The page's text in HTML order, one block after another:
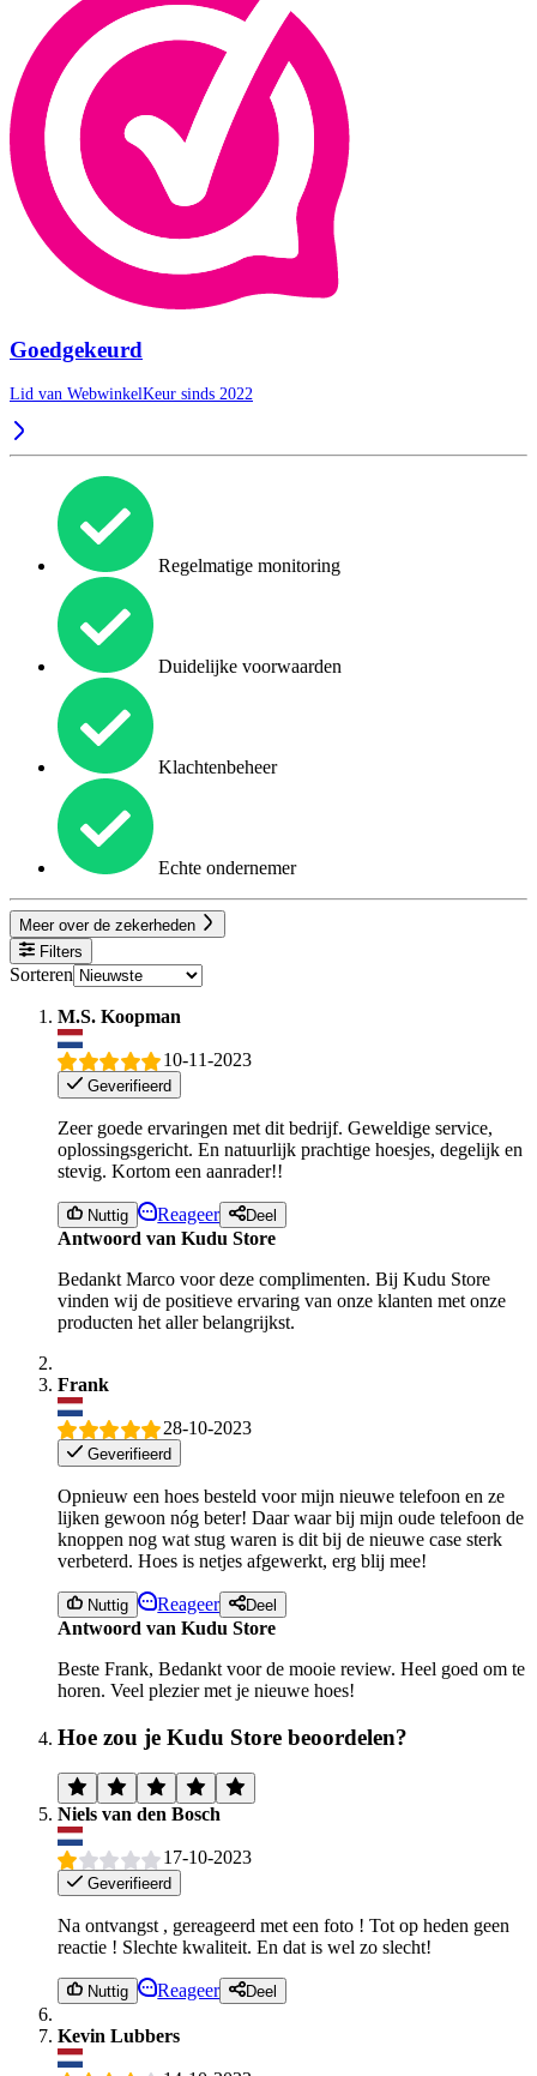
Goedgekeurd
Lid van WebwinkelKeur sinds 2022
Regelmatige monitoring
Duidelijke voorwaarden
Klachtenbeheer
Echte ondernemer
Meer over de zekerheden
Filters
Sorteren
M.S. Koopman
10-11-2023
Geverifieerd
Zeer goede ervaringen met dit bedrijf. Geweldige service,
oplossingsgericht. En natuurlijk prachtige hoesjes, degelijk en
stevig. Kortom een aanrader!!
Nuttig Reageer Deel
Antwoord van Kudu Store
Bedankt Marco voor deze complimenten. Bij Kudu Store
vinden wij de positieve ervaring van onze klanten met onze
producten het aller belangrijkst.
Frank
28-10-2023
Geverifieerd
Opnieuw een hoes besteld voor mijn nieuwe telefoon en ze
lijken gewoon nóg beter! Daar waar bij mijn oude telefoon de
knoppen nog wat stug waren is dit bij de nieuwe case sterk
verbeterd. Hoes is netjes afgewerkt, erg blij mee!
Nuttig Reageer Deel
Antwoord van Kudu Store
Beste Frank, Bedankt voor de mooie review. Heel goed om te
horen. Veel plezier met je nieuwe hoes!
Hoe zou je Kudu Store beoordelen?
Niels van den Bosch
17-10-2023
Geverifieerd
Na ontvangst , gereageerd met een foto ! Tot op heden geen
reactie ! Slechte kwaliteit. En dat is wel zo slecht!
Nuttig Reageer Deel
Kevin Lubbers